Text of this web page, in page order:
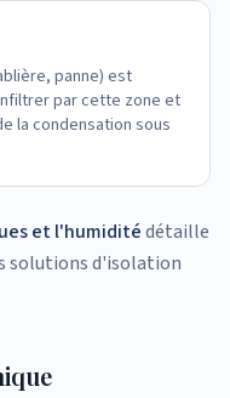
panne) est
par cette zone et
la condensation sous
et l'humiditédétaille
solutions d'isolation